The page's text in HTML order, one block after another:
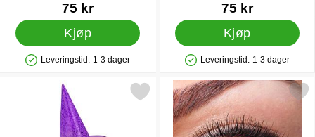
Barn
Varenummer 31361
75 kr
Kjøp
Produkttilgjengelighet: På lager
Leveringstid: 1-3 dager
Barn
Varenummer 31362
75 kr
Kjøp
Produkttilgjengelighet: På lager
Leveringstid: 1-3 dager
Merk heksehatt med Mønster Lilla som favoritt
Merk fargelinser